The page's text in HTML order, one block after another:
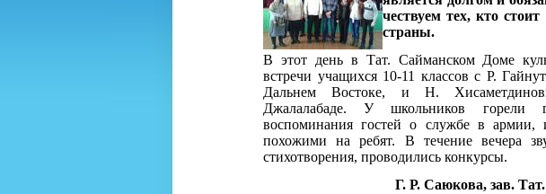
чествуем тех, кто
страны.
В этот день в Тат. Сайманском Доме
встречи учащихся 10-11 классов с Р.
Дальнем Востоке, и Н.
Джалалабаде. У школьников горели
воспоминания гостей о службе в армии,
похожими на ребят. В течение вечера
стихотворения, проводились конкурсы.
Г. Р. Саюкова, зав.